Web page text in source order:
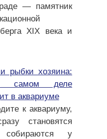
— памятник
XIX века и
рыбки хозяина:
самом деле
в аквариуме
к аквариуму,
становятся
собираются у